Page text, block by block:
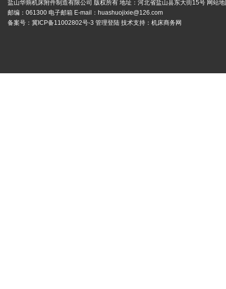
盐山华蒴机床附件制造有限公司 版权所有 地址：河北省盐山县东大街15号 网站
邮编：061300 电子邮箱 E-mail： huashuojixie@126.com
备案号： 冀ICP备11002802号-3 管理登陆 技术支持： 机床商务网